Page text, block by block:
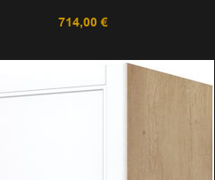
714,00 €